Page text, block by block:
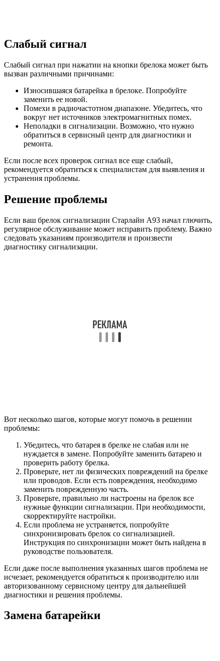
Слабый сигнал
Слабый сигнал при нажатии на кнопки брелока может быть
вызван различными причинами:
Износившаяся батарейка в брелоке. Попробуйте
заменить ее новой.
Помехи в радиочастотном диапазоне. Убедитесь, что
вокруг нет источников электромагнитных помех.
Неполадки в сигнализации. Возможно, что нужно
обратиться в сервисный центр для диагностики и
ремонта.
Если после всех проверок сигнал все еще слабый,
рекомендуется обратиться к специалистам для выявления и
устранения проблемы.
Решение проблемы
Если ваш брелок сигнализации Старлайн А93 начал глючить,
регулярное обслуживание может исправить проблему. Важно
следовать указаниям производителя и произвести
диагностику сигнализации.
Вот несколько шагов, которые могут помочь в решении
проблемы:
Убедитесь, что батарея в брелке не слабая или не
нуждается в замене. Попробуйте заменить батарею и
проверить работу брелка.
Проверьте, нет ли физических повреждений на брелке
или проводов. Если есть повреждения, необходимо
заменить поврежденную часть.
Проверьте, правильно ли настроены на брелок все
нужные функции сигнализации. При необходимости,
скорректируйте настройки.
Если проблема не устраняется, попробуйте
синхронизировать брелок со сигнализацией.
Инструкция по синхронизации может быть найдена в
руководстве пользователя.
Если даже после выполнения указанных шагов проблема не
исчезает, рекомендуется обратиться к производителю или
авторизованному сервисному центру для дальнейшей
диагностики и решения проблемы.
Замена батарейки